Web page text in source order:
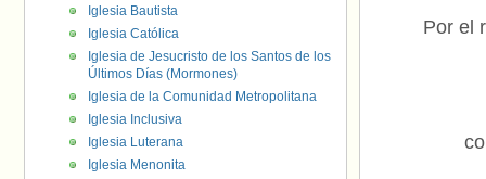
Por el
Iglesia Bautista
Iglesia Católica
Iglesia de Jesucristo de los Santos de los
Últimos Días (Mormones)
Iglesia de la Comunidad Metropolitana
Iglesia Inclusiva
Iglesia Luterana
Iglesia Menonita